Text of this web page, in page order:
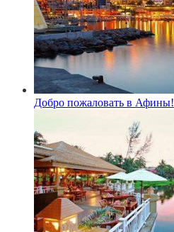
Добро пожаловать в Афины!